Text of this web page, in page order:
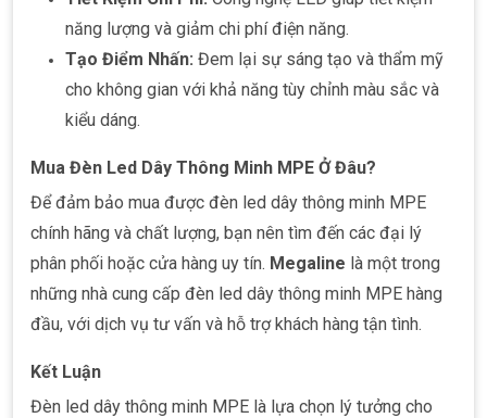
năng lượng và giảm chi phí điện năng.
Tạo Điểm Nhấn: Đem lại sự sáng tạo và thẩm mỹ
cho không gian với khả năng tùy chỉnh màu sắc và
kiểu dáng.
Mua Đèn Led Dây Thông Minh MPE Ở Đâu?
Để đảm bảo mua được đèn led dây thông minh MPE
chính hãng và chất lượng, bạn nên tìm đến các đại lý
phân phối hoặc cửa hàng uy tín. Megaline là một trong
những nhà cung cấp đèn led dây thông minh MPE hàng
đầu, với dịch vụ tư vấn và hỗ trợ khách hàng tận tình.
Kết Luận
Đèn led dây thông minh MPE là lựa chọn lý tưởng cho